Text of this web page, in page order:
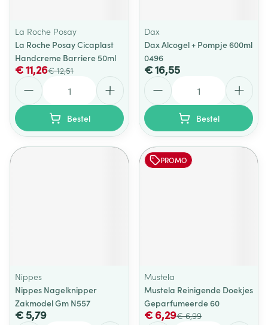
La Roche Posay
La Roche Posay Cicaplast
Handcreme Barriere 50ml
€ 12,51
€ 11,26
Bestel
Dax
Dax Alcogel + Pompje 600ml
0496
€ 16,55
Bestel
Nippes
Nippes Nagelknipper
Zakmodel Gm N557
€ 5,79
PROMO
Mustela
Mustela Reinigende Doekjes
Geparfumeerde 60
€ 6,99
€ 6,29